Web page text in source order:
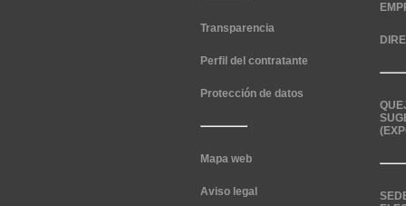
Transparencia
Perfil del contratante
Protección de datos
Mapa web
Aviso legal